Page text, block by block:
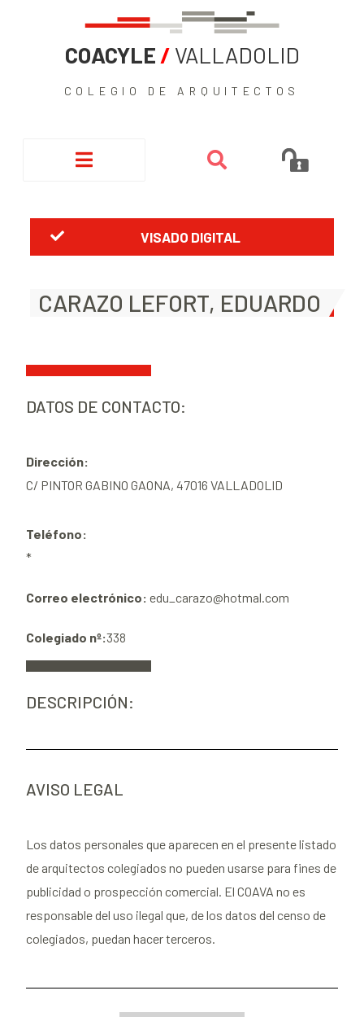
COACYLE / VALLADOLID
COLEGIO DE ARQUITECTOS
VISADO DIGITAL
CARAZO LEFORT, EDUARDO
DATOS DE CONTACTO:
Dirección:
C/ PINTOR GABINO GAONA, 47016 VALLADOLID
Teléfono:
*
Correo electrónico: edu_carazo@hotmal.com
Colegiado nº:338
DESCRIPCIÓN:
AVISO LEGAL
Los datos personales que aparecen en el presente listado
de arquitectos colegiados no pueden usarse para fines de
publicidad o prospección comercial. El COAVA no es
responsable del uso ilegal que, de los datos del censo de
colegiados, puedan hacer terceros.